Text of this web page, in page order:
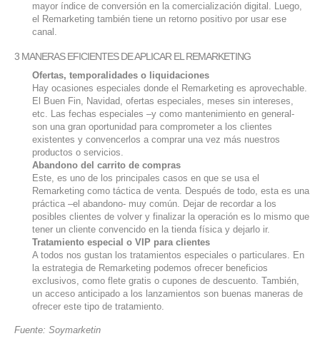
mayor índice de conversión en la comercialización digital. Luego,
el Remarketing también tiene un retorno positivo por usar ese
canal.
3 MANERAS EFICIENTES DE APLICAR EL REMARKETING
Ofertas, temporalidades o liquidaciones
Hay ocasiones especiales donde el Remarketing es aprovechable.
El Buen Fin, Navidad, ofertas especiales, meses sin intereses,
etc. Las fechas especiales –y como mantenimiento en general-
son una gran oportunidad para comprometer a los clientes
existentes y convencerlos a comprar una vez más nuestros
productos o servicios.
Abandono del carrito de compras
Este, es uno de los principales casos en que se usa el
Remarketing como táctica de venta. Después de todo, esta es una
práctica –el abandono- muy común. Dejar de recordar a los
posibles clientes de volver y finalizar la operación es lo mismo que
tener un cliente convencido en la tienda física y dejarlo ir.
Tratamiento especial o VIP para clientes
A todos nos gustan los tratamientos especiales o particulares. En
la estrategia de Remarketing podemos ofrecer beneficios
exclusivos, como flete gratis o cupones de descuento. También,
un acceso anticipado a los lanzamientos son buenas maneras de
ofrecer este tipo de tratamiento.
Fuente: Soymarketin